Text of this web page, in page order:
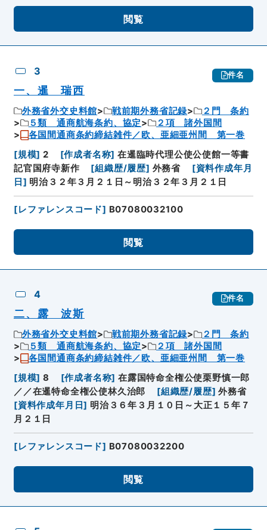
閲覧
3 件名
一、暹 瑞西
外務省外交史料館 戦前期外務省記録
２門 条約
５類 通商航海条約、協定
２項 諸外国間
各国間通商条約締結雑件／欧、亜細亜州間 第一巻
[規模] 2 [作成者名称] 在暹臨時代理公使公使館一等書
記官国府寺新作
[組織歴/履歴] 外務省 [資料作成年月
日 ] 明治３２年３月２１日～明治３２年３月２１日
[レファレンスコード] B07080032100
閲覧
4 件名
二、露 波斯
外務省外交史料館 戦前期外務省記録
２門 条約
５類 通商航海条約、協定
２項 諸外国間
各国間通商条約締結雑件／欧、亜細亜州間 第一巻
[規模] 8 [作成者名称] 在露国特命全権公使栗野慎一郎
／／在暹特命全権公使林久治郎
[組織歴/履歴] 外務省
[資料作成年月日] 明治３６年３月１０日～大正１５年７
月２１日
[レファレンスコード] B07080032200
閲覧